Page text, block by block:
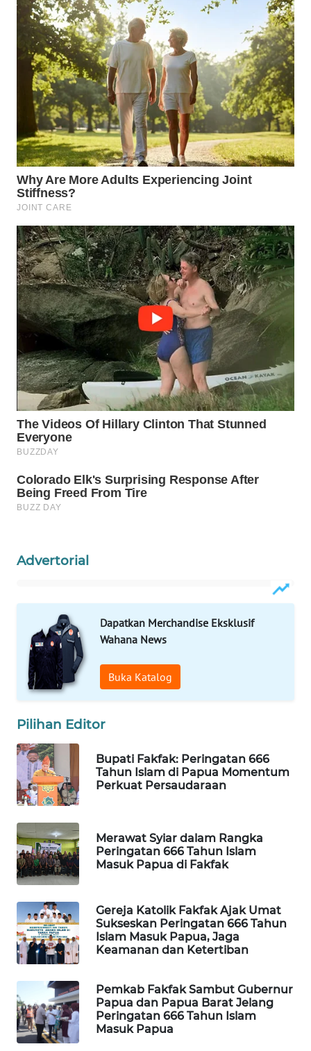
Advertorial
Dapatkan Merchandise Eksklusif
Wahana News
Buka Katalog
Pilihan Editor
Bupati Fakfak: Peringatan 666
Tahun Islam di Papua Momentum
Perkuat Persaudaraan
Merawat Syiar dalam Rangka
Peringatan 666 Tahun Islam
Masuk Papua di Fakfak
Gereja Katolik Fakfak Ajak Umat
Sukseskan Peringatan 666 Tahun
Islam Masuk Papua, Jaga
Keamanan dan Ketertiban
Pemkab Fakfak Sambut Gubernur
Papua dan Papua Barat Jelang
Peringatan 666 Tahun Islam
Masuk Papua
LIKUPANG
WN
LABUANBAJO
WN
BORNEO
Wahana
Media
Group
WAHANA
WAHANA
TANI
WAHANA
ADVOKAT
WAHANA
INFRASTRUKTUR
WAHANA
KONSUMEN
LISTRIK
WAHANA
WAHANA
WAHANANEWS
ID
WAHANANEWS
CO ID
WAHANANEWS
NET
WAHANA
SPORT
WAHANA
UMKM
WAHANA
SELEB
WAHANA
PERSONA
OTOMOTIF
WAHANA
HEALTH